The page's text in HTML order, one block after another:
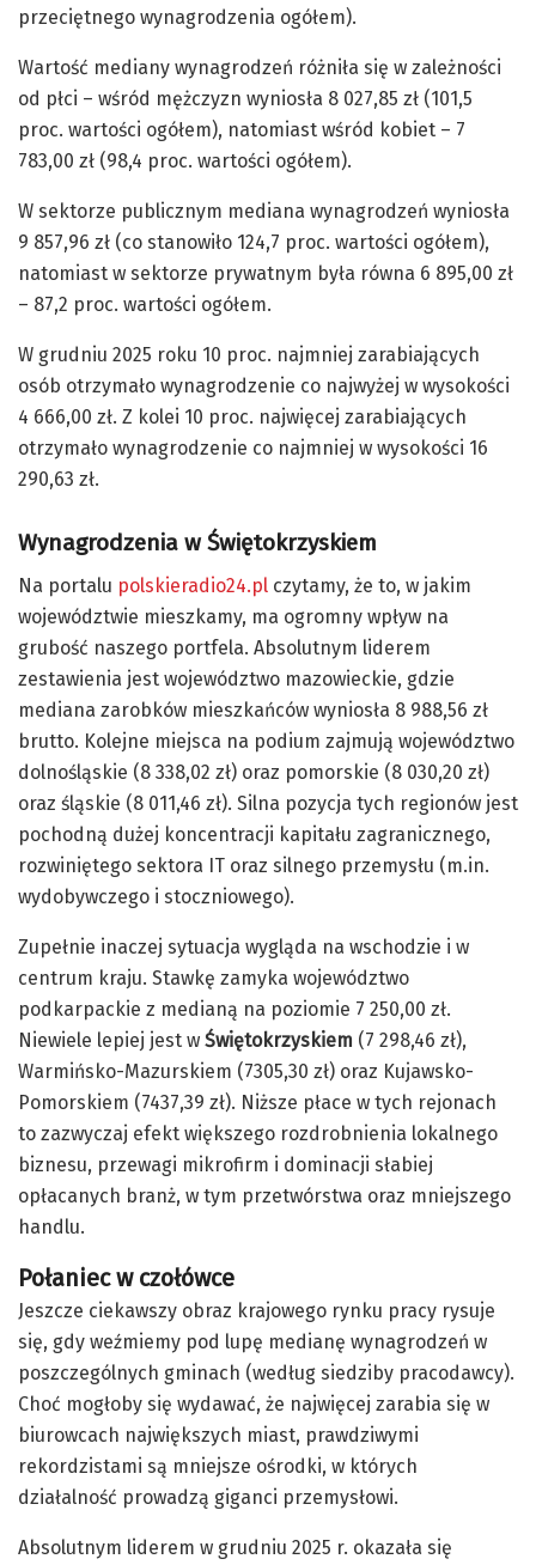
przeciętnego wynagrodzenia ogółem).
Wartość mediany wynagrodzeń różniła się w zależności
od płci – wśród mężczyzn wyniosła 8 027,85 zł (101,5
proc. wartości ogółem), natomiast wśród kobiet – 7
783,00 zł (98,4 proc. wartości ogółem).
W sektorze publicznym mediana wynagrodzeń wyniosła
9 857,96 zł (co stanowiło 124,7 proc. wartości ogółem),
natomiast w sektorze prywatnym była równa 6 895,00 zł
– 87,2 proc. wartości ogółem.
W grudniu 2025 roku 10 proc. najmniej zarabiających
osób otrzymało wynagrodzenie co najwyżej w wysokości
4 666,00 zł. Z kolei 10 proc. najwięcej zarabiających
otrzymało wynagrodzenie co najmniej w wysokości 16
290,63 zł.
Wynagrodzenia w Świętokrzyskiem
Na portalu polskieradio24.pl czytamy, że to, w jakim
województwie mieszkamy, ma ogromny wpływ na
grubość naszego portfela. Absolutnym liderem
zestawienia jest województwo mazowieckie, gdzie
mediana zarobków mieszkańców wyniosła 8 988,56 zł
brutto. Kolejne miejsca na podium zajmują województwo
dolnośląskie (8 338,02 zł) oraz pomorskie (8 030,20 zł)
oraz śląskie (8 011,46 zł). Silna pozycja tych regionów jest
pochodną dużej koncentracji kapitału zagranicznego,
rozwiniętego sektora IT oraz silnego przemysłu (m.in.
wydobywczego i stoczniowego).
Zupełnie inaczej sytuacja wygląda na wschodzie i w
centrum kraju. Stawkę zamyka województwo
podkarpackie z medianą na poziomie 7 250,00 zł.
Niewiele lepiej jest w Świętokrzyskiem (7 298,46 zł),
Warmińsko-Mazurskiem (7305,30 zł) oraz Kujawsko-
Pomorskiem (7437,39 zł). Niższe płace w tych rejonach
to zazwyczaj efekt większego rozdrobnienia lokalnego
biznesu, przewagi mikrofirm i dominacji słabiej
opłacanych branż, w tym przetwórstwa oraz mniejszego
handlu.
Połaniec w czołówce
Jeszcze ciekawszy obraz krajowego rynku pracy rysuje
się, gdy weźmiemy pod lupę medianę wynagrodzeń w
poszczególnych gminach (według siedziby pracodawcy).
Choć mogłoby się wydawać, że najwięcej zarabia się w
biurowcach największych miast, prawdziwymi
rekordzistami są mniejsze ośrodki, w których
działalność prowadzą giganci przemysłowi.
Absolutnym liderem w grudniu 2025 r. okazała się